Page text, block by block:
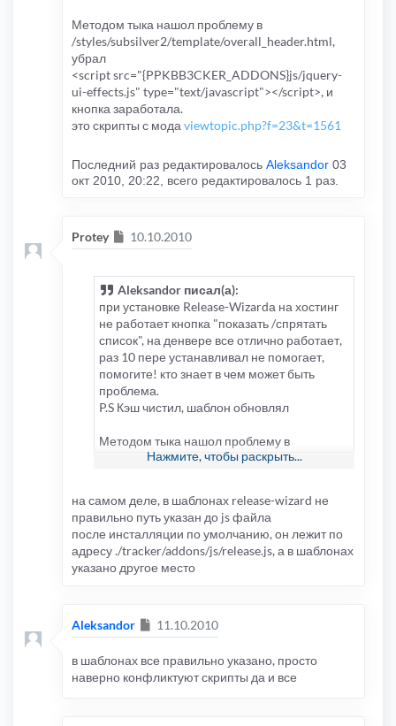
Методом тыка нашол проблему в
/styles/subsilver2/template/overall_header.html,
убрал
<script src="{PPKBB3CKER_ADDONS}js/jquery-
ui-effects.js" type="text/javascript"></script>, и
кнопка заработала.
это скрипты с мода viewtopic.php?f=23&t=1561
Последний раз редактировалось Aleksandor 03
окт 2010, 20:22, всего редактировалось 1 раз.
Protey Сообщение
10.10.2010
Aleksandor писал(а):
при установке Release-Wizardа на хостинг
не работает кнопка "показать /спрятать
список", на денвере все отлично работает,
раз 10 пере устанавливал не помогает,
помогите! кто знает в чем может быть
проблема.
P.S Кэш чистил, шаблон обновлял
Методом тыка нашол проблему в
/styles/subsilver2/template/overall_header.ht
{PPKBB3CKER_ADDONS}js/jquery-ui-
effects.js" type="text/javascript"></script>, и
кнопка заработала.
это скрипты с модаviewtopic.php?
f=23&t=1561
Нажмите, чтобы раскрыть...
на самом деле, в шаблонах release-wizard не
правильно путь указан до js файла
после инсталляции по умолчанию, он лежит по
адресу ./tracker/addons/js/release.js, а в шаблонах
указано другое место
Aleksandor Сообщение
11.10.2010
в шаблонах все правильно указано, просто
наверно конфликтуют скрипты да и все